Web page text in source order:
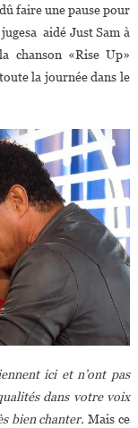
faire une pause pour
aidé Just Sam à
chanson «Rise Up»
la journée dans le
ici et n’ont pas
dans votre voix
bien chanter.Mais ce